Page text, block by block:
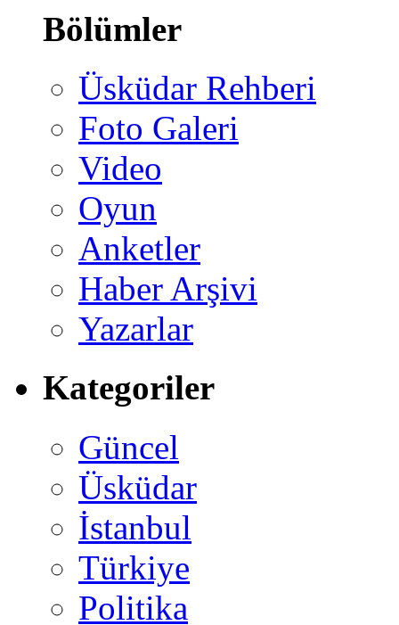
Bölümler
Üsküdar Rehberi
Foto Galeri
Video
Oyun
Anketler
Haber Arşivi
Yazarlar
Kategoriler
Güncel
Üsküdar
İstanbul
Türkiye
Politika